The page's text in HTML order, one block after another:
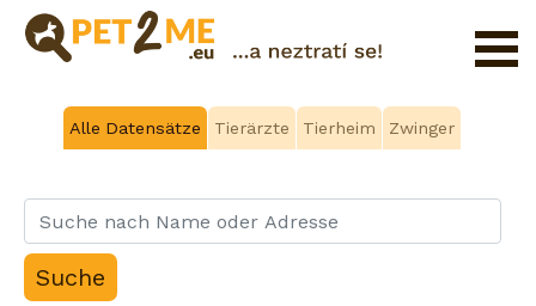
Katalog
der
Haustierservices
Alle Datensätze Tierärzte Tierheim Zwinger